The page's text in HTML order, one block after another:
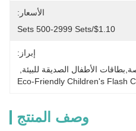
الأسعار:
$1.10/sets 500-2999 Sets
إبراز:
الأطفال الصديقة للبيئة
Eco-Friendly Children's Flash
وصف المنتج